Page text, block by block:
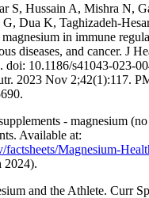
S, Hussain A, Mishra N,
Dua K, Taghizadeh-
in immune
diseases, and cancer. J
doi: 10.1186/s41043-023-
2023 Nov 2;42(1):117.
- magnesium
Available at:
factsheets/Magnesium-
2024).
and the Athlete. Curr